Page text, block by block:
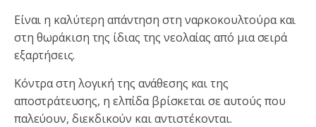
Είναι η καλύτερη απάντηση στη ναρκοκουλτούρα και
στη θωράκιση της ίδιας της νεολαίας από μια σειρά
εξαρτήσεις.
Κόντρα στη λογική της ανάθεσης και της
αποστράτευσης, η ελπίδα βρίσκεται σε αυτούς που
παλεύουν, διεκδικούν και αντιστέκονται.